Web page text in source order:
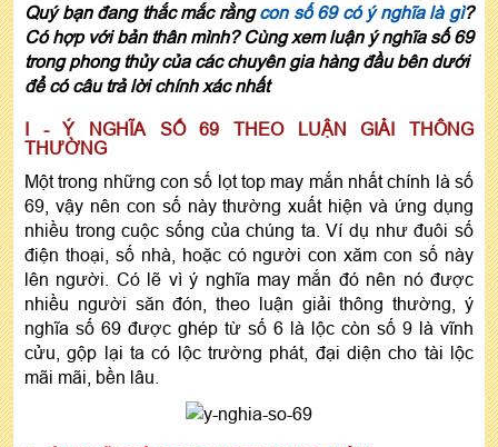
Quý bạn đang thắc mắc rằngcon số 69 có ý nghĩa là gì?
Có hợp với bản thân mình? Cùng xem luận ý nghĩa số 69
trong phong thủy của các chuyên gia hàng đầu bên dưới
để có câu trả lời chính xác nhất
I - Ý NGHĨA SỐ 69 THEO LUẬN GIẢI THÔNG
THƯỜNG
Một trong những con số lọt top may mắn nhất chính là số
69, vậy nên con số này thường xuất hiện và ứng dụng
nhiều trong cuộc sống của chúng ta. Ví dụ như đuôi số
điện thoại, số nhà, hoặc có người con xăm con số này
lên người. Có lẽ vì ý nghĩa may mắn đó nên nó được
nhiều người săn đón, theo luận giải thông thường, ý
nghĩa số 69 được ghép từ số 6 là lộc còn số 9 là vĩnh
cửu, gộp lại ta có lộc trường phát, đại diện cho tài lộc
mãi mãi, bền lâu.